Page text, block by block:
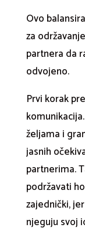
Ovo
za
partnera da
odvojeno.
Prvi korak
željama i
jasnih
partnerima.
podržavati
zajednički,
njeguju svoj